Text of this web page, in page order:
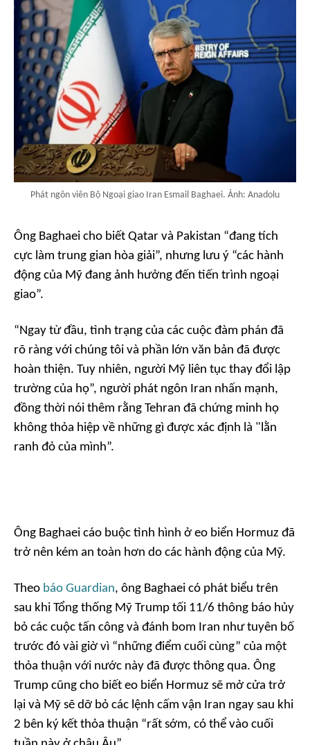
Phát ngôn viên Bộ Ngoại giao Iran Esmail Baghaei. Ảnh: Anadolu
Ông Baghaei cho biết Qatar và Pakistan “đang tích
cực làm trung gian hòa giải”, nhưng lưu ý “các hành
động của Mỹ đang ảnh hưởng đến tiến trình ngoại
giao”.
“Ngay từ đầu, tình trạng của các cuộc đàm phán đã
rõ ràng với chúng tôi và phần lớn văn bản đã được
hoàn thiện. Tuy nhiên, người Mỹ liên tục thay đổi lập
trường của họ”, người phát ngôn Iran nhấn mạnh,
đồng thời nói thêm rằng Tehran đã chứng minh họ
không thỏa hiệp về những gì được xác định là "lằn
ranh đỏ của mình”.
Ông Baghaei cáo buộc tình hình ở eo biển Hormuz đã
trở nên kém an toàn hơn do các hành động của Mỹ.
Theo báo Guardian, ông Baghaei có phát biểu trên
sau khi Tổng thống Mỹ Trump tối 11/6 thông báo hủy
bỏ các cuộc tấn công và đánh bom Iran như tuyên bố
trước đó vài giờ vì “những điểm cuối cùng” của một
thỏa thuận với nước này đã được thông qua. Ông
Trump cũng cho biết eo biển Hormuz sẽ mở cửa trở
lại và Mỹ sẽ dỡ bỏ các lệnh cấm vận Iran ngay sau khi
2 bên ký kết thỏa thuận “rất sớm, có thể vào cuối